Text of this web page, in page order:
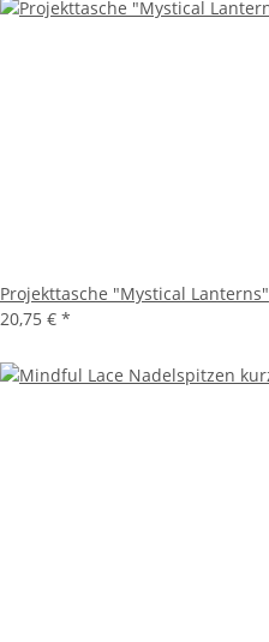
Projekttasche "Mystical Lanterns"
20,75 € *